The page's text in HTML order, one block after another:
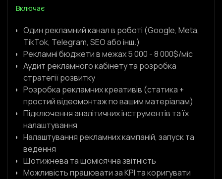
Включає
Один рекламний канал в роботі (Google, Meta,
TikTok, Telegram, SEO або інш.)
Рекламні бюджети в межах 5 000 - 8 000$/міс
Аудит рекламного кабінету та розробка
стратегії розвитку
Розробка рекламних креативів (статика +
простий відеомонтаж по вашим матеріалам)
Підключення аналітичних інструментів та їх
налаштування
Налаштування рекламних кампаній, запуск та
ведення
Щотижнева та щомісячна звітність
Можливість працювати за KPI та коригувати